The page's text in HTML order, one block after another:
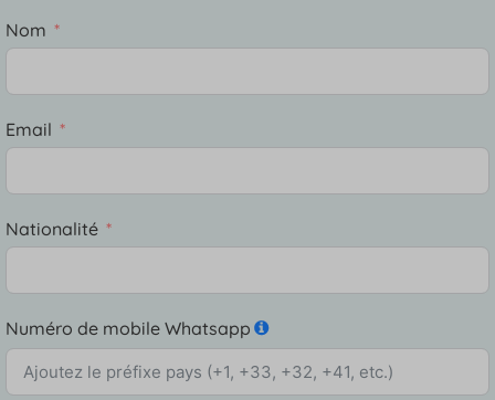
Nom
Email
Nationalité
Numéro de mobile Whatsapp